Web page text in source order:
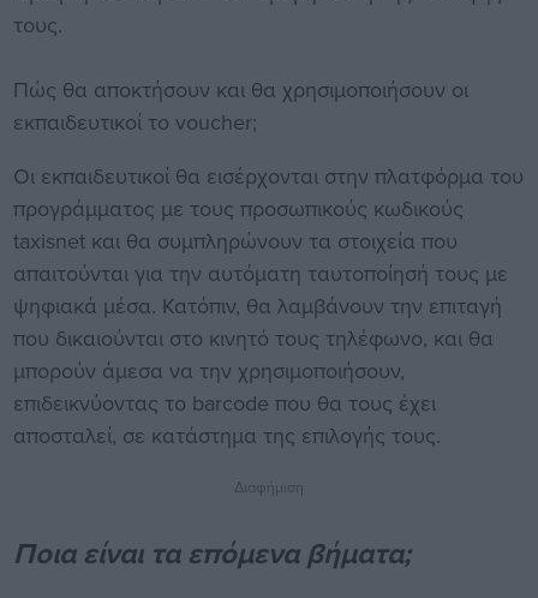
τους.
Πώς θα αποκτήσουν και θα χρησιμοποιήσουν οι
εκπαιδευτικοί το voucher;
Οι εκπαιδευτικοί θα εισέρχονται στην πλατφόρμα του
προγράμματος με τους προσωπικούς κωδικούς
taxisnet και θα συμπληρώνουν τα στοιχεία που
απαιτούνται για την αυτόματη ταυτοποίησή τους με
ψηφιακά μέσα. Κατόπιν, θα λαμβάνουν την επιταγή
που δικαιούνται στο κινητό τους τηλέφωνο, και θα
μπορούν άμεσα να την χρησιμοποιήσουν,
επιδεικνύοντας το barcode που θα τους έχει
αποσταλεί, σε κατάστημα της επιλογής τους.
Διαφήμιση
Ποια είναι τα επόμενα βήματα;